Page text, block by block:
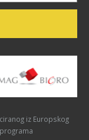
iz Europskog